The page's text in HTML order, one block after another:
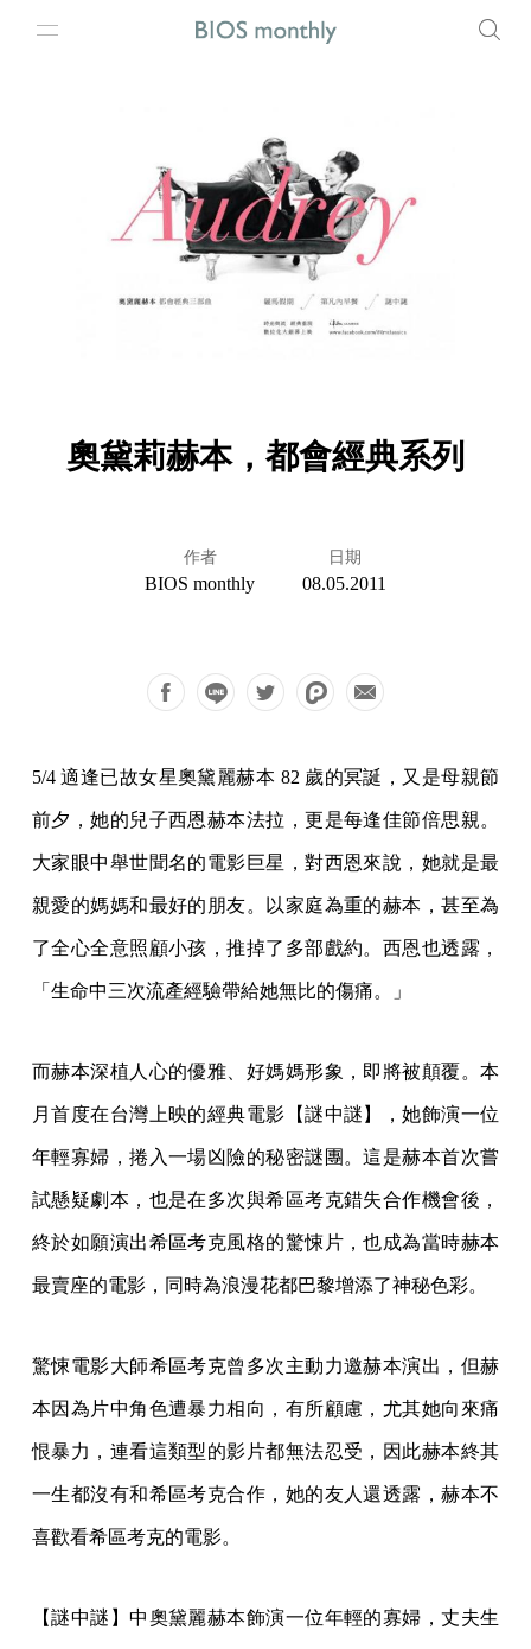
奧黛莉赫本，都會經典系列
作者
BIOS monthly
日期
08.05.2011
5/4 適逢已故女星奧黛麗赫本 82 歲的冥誕，又是母親節
前夕，她的兒子西恩赫本法拉，更是每逢佳節倍思親。
大家眼中舉世聞名的電影巨星，對西恩來說，她就是最
親愛的媽媽和最好的朋友。以家庭為重的赫本，甚至為
了全心全意照顧小孩，推掉了多部戲約。西恩也透露，
「生命中三次流產經驗帶給她無比的傷痛。」
而赫本深植人心的優雅、好媽媽形象，即將被顛覆。本
月首度在台灣上映的經典電影【謎中謎】，她飾演一位
年輕寡婦，捲入一場凶險的秘密謎團。這是赫本首次嘗
試懸疑劇本，也是在多次與希區考克錯失合作機會後，
終於如願演出希區考克風格的驚悚片，也成為當時赫本
最賣座的電影，同時為浪漫花都巴黎增添了神秘色彩。
驚悚電影大師希區考克曾多次主動力邀赫本演出，但赫
本因為片中角色遭暴力相向，有所顧慮，尤其她向來痛
恨暴力，連看這類型的影片都無法忍受，因此赫本終其
一生都沒有和希區考克合作，她的友人還透露，赫本不
喜歡看希區考克的電影。
【謎中謎】中奧黛麗赫本飾演一位年輕的寡婦，丈夫生